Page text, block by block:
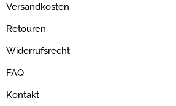
Versandkosten
Retouren
Widerrufsrecht
FAQ
Kontakt